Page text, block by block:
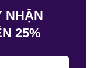
NHẬN
25%